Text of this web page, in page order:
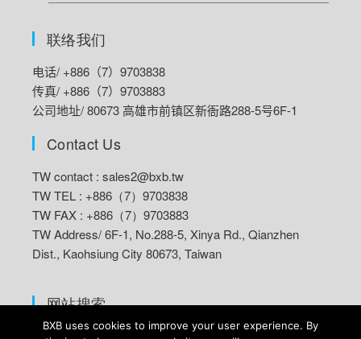
联络我们
电话/ +886（7）9703838
传真/ +886（7）9703883
公司地址/ 80673 高雄市前镇区新衙路288-5号6F-1
Contact Us
TW contact : sales2@bxb.tw
TW TEL : +886（7）9703838
TW FAX : +886（7）9703883
TW Address/6F-1, No.288-5, Xinya Rd., Qianzhen
Dist., Kaohsiung City 80673, Taiwan
网站搜索
BXB uses cookies to improve your user experience. By